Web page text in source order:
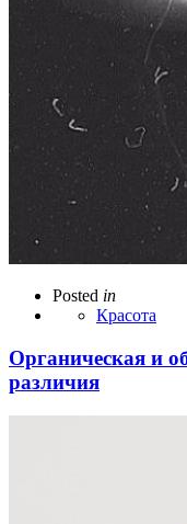
Posted in
Красота
Органическая и
различия